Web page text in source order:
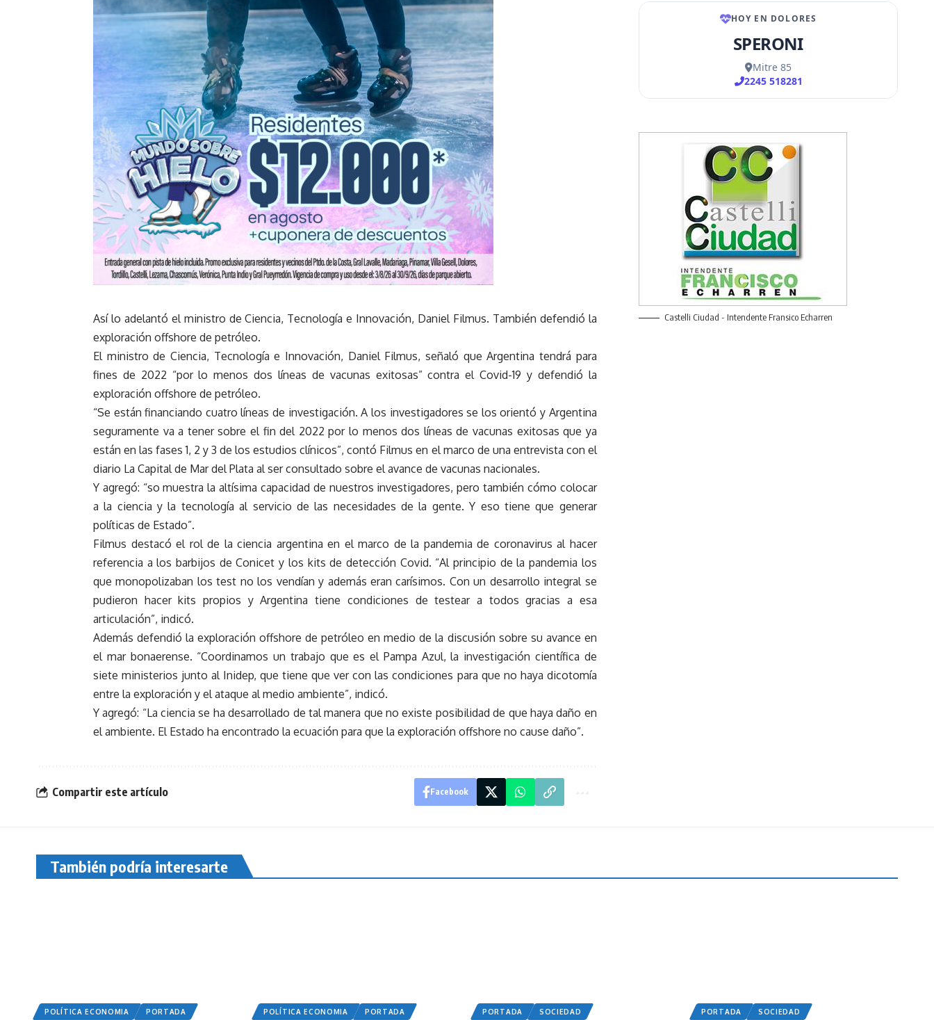
Así lo adelantó el ministro de Ciencia, Tecnología e Innovación, Daniel Filmus. También defendió la
exploración offshore de petróleo.
El ministro de Ciencia, Tecnología e Innovación, Daniel Filmus, señaló que Argentina tendrá para
fines de 2022 “por lo menos dos líneas de vacunas exitosas” contra el Covid-19 y defendió la
exploración offshore de petróleo.
“Se están financiando cuatro líneas de investigación. A los investigadores se los orientó y Argentina
seguramente va a tener sobre el fin del 2022 por lo menos dos líneas de vacunas exitosas que ya
están en las fases 1, 2 y 3 de los estudios clínicos”, contó Filmus en el marco de una entrevista con el
diario La Capital de Mar del Plata al ser consultado sobre el avance de vacunas nacionales.
Y agregó: “so muestra la altísima capacidad de nuestros investigadores, pero también cómo colocar
a la ciencia y la tecnología al servicio de las necesidades de la gente. Y eso tiene que generar
políticas de Estado”.
Filmus destacó el rol de la ciencia argentina en el marco de la pandemia de coronavirus al hacer
referencia a los barbijos de Conicet y los kits de detección Covid. “Al principio de la pandemia los
que monopolizaban los test no los vendían y además eran carísimos. Con un desarrollo integral se
pudieron hacer kits propios y Argentina tiene condiciones de testear a todos gracias a esa
articulación”, indicó.
Además defendió la exploración offshore de petróleo en medio de la discusión sobre su avance en
el mar bonaerense. “Coordinamos un trabajo que es el Pampa Azul, la investigación científica de
siete ministerios junto al Inidep, que tiene que ver con las condiciones para que no haya dicotomía
entre la exploración y el ataque al medio ambiente”, indicó.
Y agregó: “La ciencia se ha desarrollado de tal manera que no existe posibilidad de que haya daño en
el ambiente. El Estado ha encontrado la ecuación para que la exploración offshore no cause daño”.
Compartir este artículo Facebook
Castelli Ciudad - Intendente Fransico Echarren
También podría interesarte
POLÍTICA ECONOMIA PORTADA POLÍTICA ECONOMIA PORTADA PORTADA SOCIEDAD PORTADA SOCIEDAD